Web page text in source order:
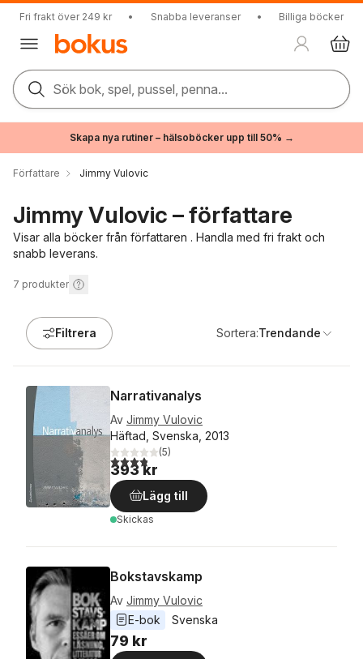
Fri frakt över 249 kr • Snabba leveranser • Billiga böcker
Sök bok, spel, pussel, penna...
Skapa nya rutiner – hälsoböcker upp till 50% →
Författare Jimmy Vulovic
Jimmy Vulovic – författare
Visar alla böcker från författaren . Handla med fri frakt och
snabb leverans.
7 produkter
Filtrera Sortera:Trendande
Narrativanalys
Av Jimmy Vulovic
Häftad, Svenska, 2013
3,8utav 5 stjärnor. Totalt antal röster:
(5)
393 kr
Lägg till
Skickas
Bokstavskamp
Av Jimmy Vulovic
E-bok
Svenska
79 kr